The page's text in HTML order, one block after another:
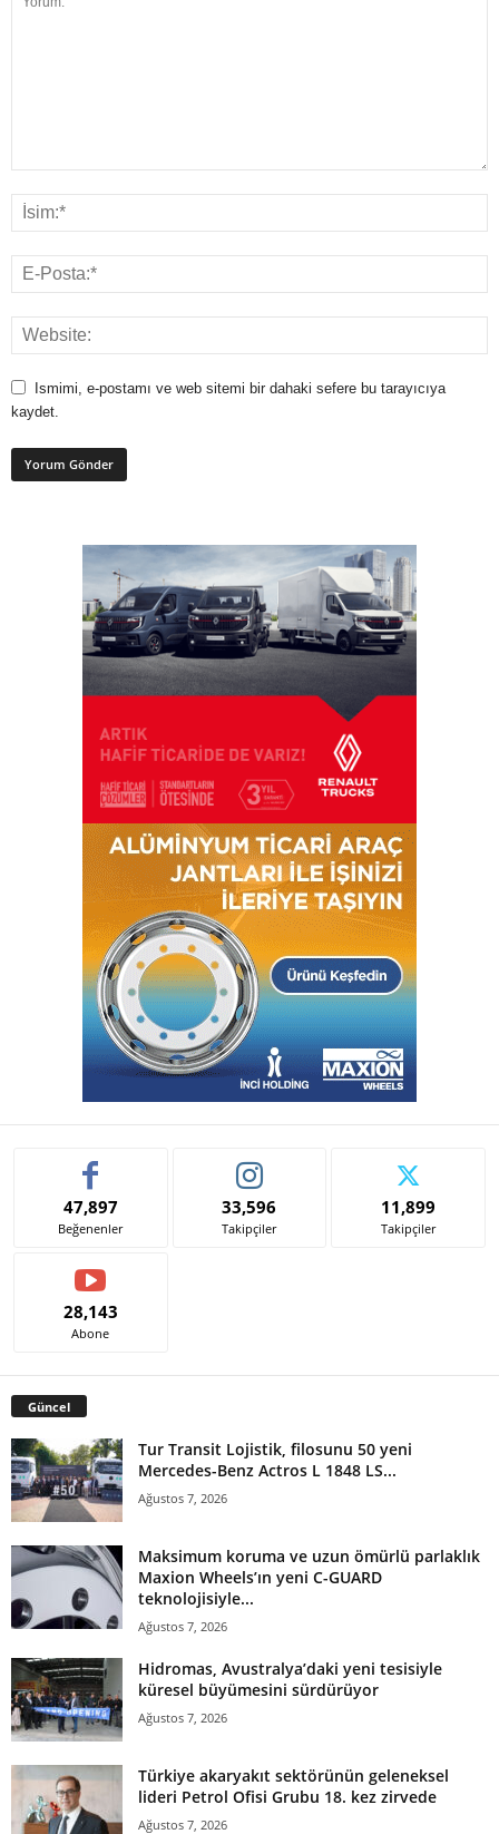
Ismimi, e-postamı ve web sitemi bir dahaki sefere bu tarayıcıya
kaydet.
47,897
Beğenenler
33,596
Takipçiler
11,899
Takipçiler
28,143
Abone
Güncel
Tur Transit Lojistik, filosunu 50 yeni
Mercedes-Benz Actros L 1848 LS...
Ağustos 7, 2026
Maksimum koruma ve uzun ömürlü parlaklık
Maxion Wheels’ın yeni C-GUARD
teknolojisiyle...
Ağustos 7, 2026
Hidromas, Avustralya’daki yeni tesisiyle
küresel büyümesini sürdürüyor
Ağustos 7, 2026
Türkiye akaryakıt sektörünün geleneksel
lideri Petrol Ofisi Grubu 18. kez zirvede
Ağustos 7, 2026